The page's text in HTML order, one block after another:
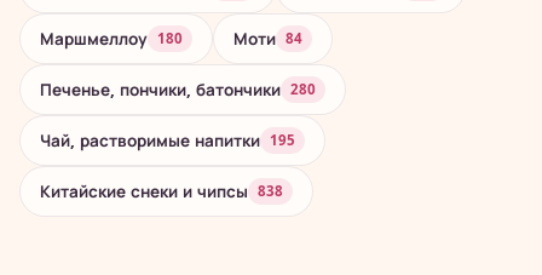
Маршмеллоу 180 Моти 84
Печенье, пончики, батончики 280
Чай, растворимые напитки 195
Китайские снеки и чипсы 838